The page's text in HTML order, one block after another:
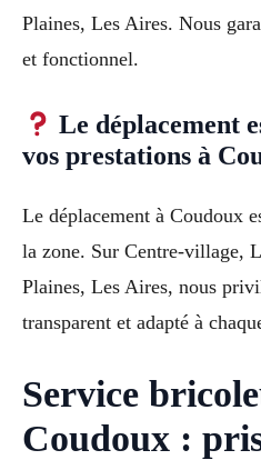
Plaines, Les Aires. Nous
et fonctionnel.
Le déplacement
vos prestations à
Le déplacement à Coudoux
la zone. Sur Centre-village,
Plaines, Les Aires, nous
transparent et adapté à
Service
Coudoux :